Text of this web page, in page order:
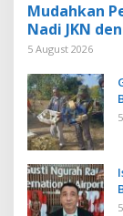
Mudahkan
Nadi JKN
5 August 2026